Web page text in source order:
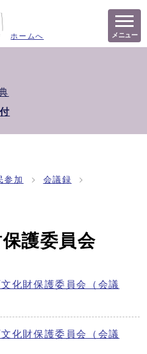
ホームへ メニュー
参加 会議録
護委員会
化財保護委員会（会議
化財保護委員会（会議